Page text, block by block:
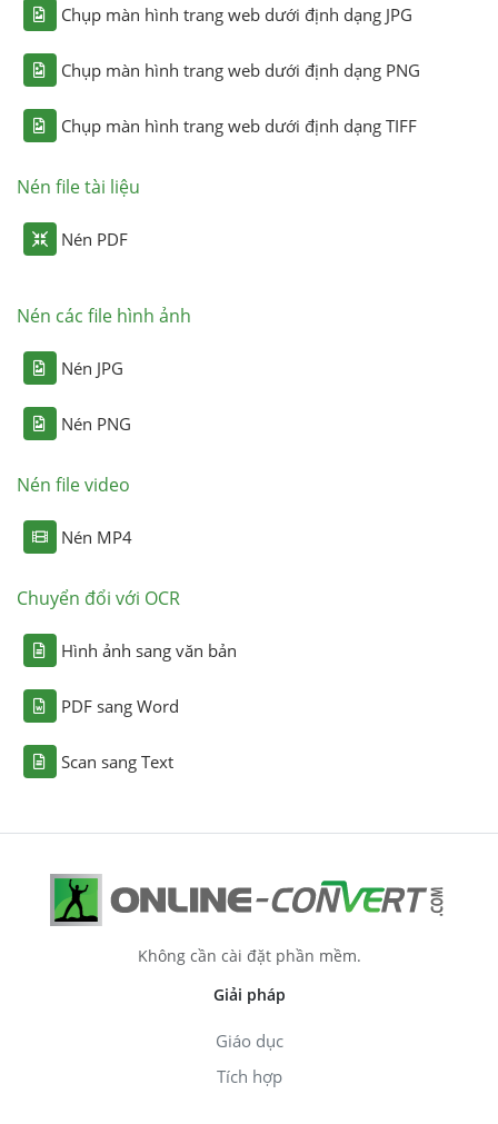
Chụp màn hình trang web dưới định dạng JPG
Chụp màn hình trang web dưới định dạng PNG
Chụp màn hình trang web dưới định dạng TIFF
Nén file tài liệu
Nén PDF
Nén các file hình ảnh
Nén JPG
Nén PNG
Nén file video
Nén MP4
Chuyển đổi với OCR
Hình ảnh sang văn bản
PDF sang Word
Scan sang Text
Không cần cài đặt phần mềm.
Giải pháp
Giáo dục
Tích hợp